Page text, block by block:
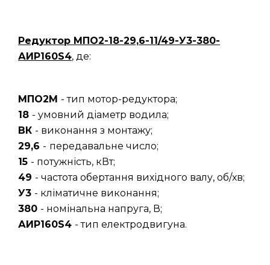
Редуктор МПО2-18-29,6-11/49-У3-380-
АИР160S4, де:
МПО2М - тип мотор-редуктора;
18 - умовний діаметр водила;
ВК - виконання з монтажу;
29,6 - передавальне число;
15 - потужність, кВт;
49 - частота обертання вихідного валу, об/хв;
У3 - кліматичне виконання;
380 - номінальна напруга, В;
АИР160S4 - тип електродвигуна.